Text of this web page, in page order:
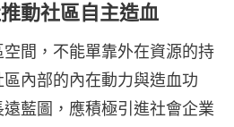
動社區自主造血
間，不能單靠外在資源的持
內部的內在動力與造血功
藍圖，應積極引進社會企業